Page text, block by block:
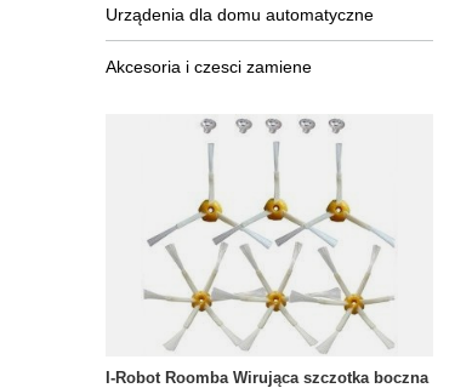
Urządenia dla domu automatyczne
Akcesoria i czesci zamiene
I-Robot Roomba Wirująca szczotka boczna